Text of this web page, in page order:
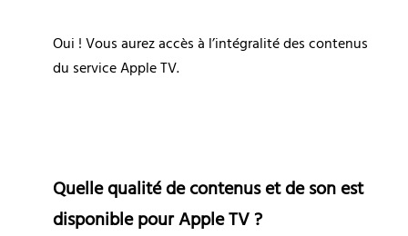
Oui ! Vous aurez accès à l’intégralité des contenus
du service Apple TV.
Quelle qualité de contenus et de son est
disponible pour Apple TV ?